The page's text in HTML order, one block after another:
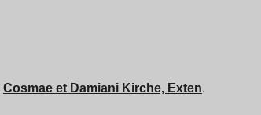
Cosmae et Damiani Kirche, Exten.